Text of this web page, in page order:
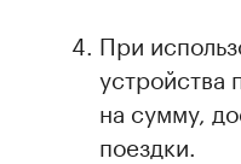
При
устройства
на сумму,
поездки.